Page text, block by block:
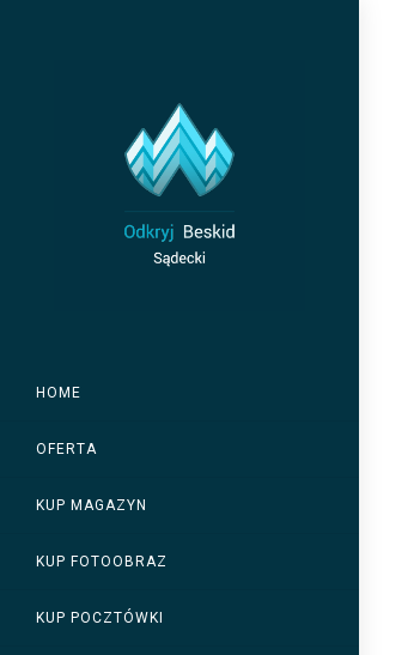
HOME
OFERTA
KUP MAGAZYN
KUP FOTOOBRAZ
KUP POCZTÓWKI